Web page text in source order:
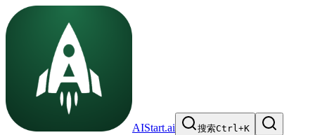
AIStart.ai 搜索Ctrl+K